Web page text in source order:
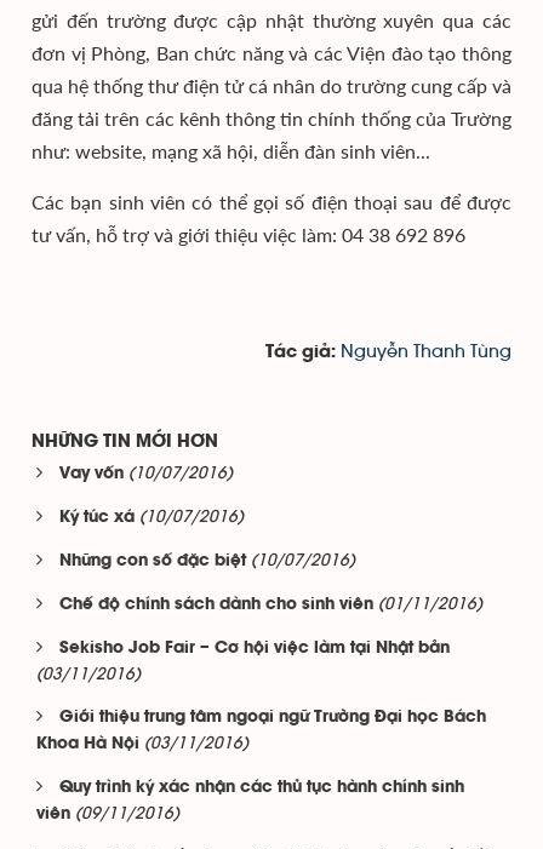
gửi đến trường được cập nhật thường xuyên qua các
đơn vị Phòng, Ban chức năng và các Viện đào tạo thông
qua hệ thống thư điện tử cá nhân do trường cung cấp và
đăng tải trên các kênh thông tin chính thống của Trường
như: website, mạng xã hội, diễn đàn sinh viên...
Các bạn sinh viên có thể gọi số điện thoại sau để được
tư vấn, hỗ trợ và giới thiệu việc làm: 04 38 692 896
Tác giả: Nguyễn Thanh Tùng
NHỮNG TIN MỚI HƠN
Vay vốn (10/07/2016)
Ký túc xá (10/07/2016)
Những con số đặc biệt (10/07/2016)
Chế độ chính sách dành cho sinh viên (01/11/2016)
Sekisho Job Fair – Cơ hội việc làm tại Nhật bản
(03/11/2016)
Giới thiệu trung tâm ngoại ngữ Trường Đại học Bách
Khoa Hà Nội (03/11/2016)
Quy trình ký xác nhận các thủ tục hành chính sinh
viên (09/11/2016)